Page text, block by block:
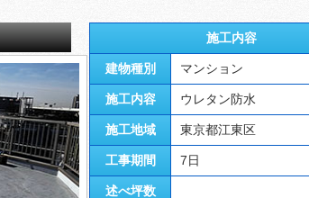
施工内容
建物種別 マンション
施工内容 ウレタン防水
施工地域 東京都江東区
工事期間 7日
述べ坪数